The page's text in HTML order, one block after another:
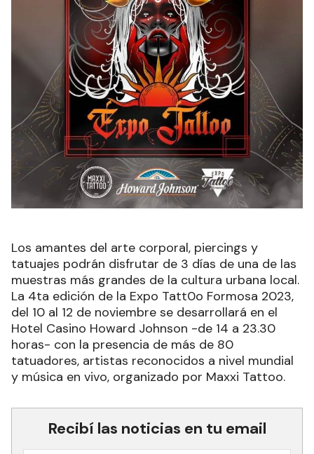
Los amantes del arte corporal, piercings y
tatuajes podrán disfrutar de 3 días de una de las
muestras más grandes de la cultura urbana local.
La 4ta edición de la Expo Tatt0o Formosa 2023,
del 10 al 12 de noviembre se desarrollará en el
Hotel Casino Howard Johnson -de 14 a 23.30
horas- con la presencia de más de 80
tatuadores, artistas reconocidos a nivel mundial
y música en vivo, organizado por Maxxi Tattoo.
Recibí las noticias en tu email